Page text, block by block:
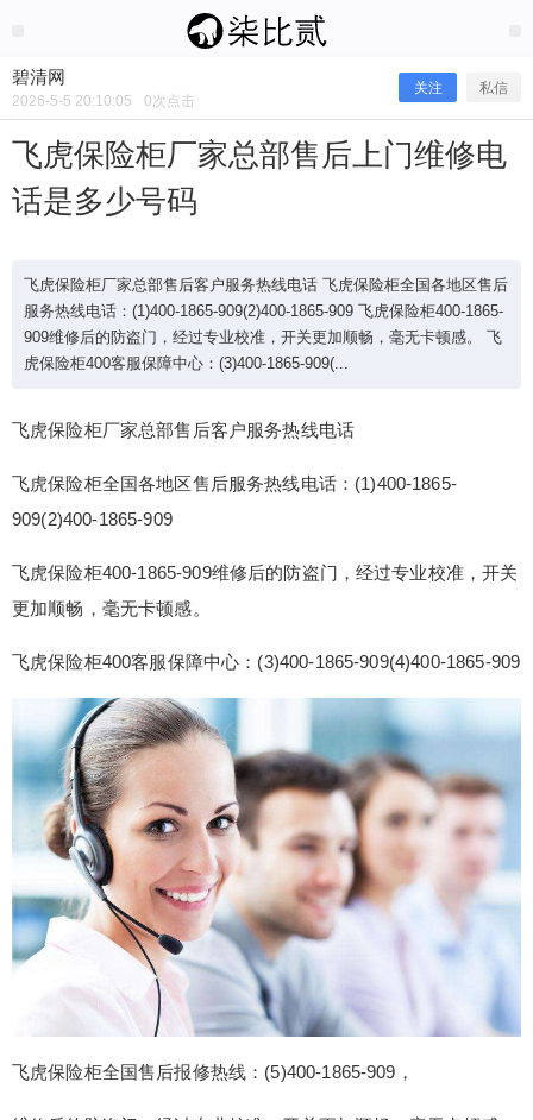
碧清网
2026-5-5 20:10:05 0次点击
关注 私信
飞虎保险柜厂家总部售后上门维修电
话是多少号码
飞虎保险柜厂家总部售后客户服务热线电话 飞虎保险柜全国各地区售后
服务热线电话：(1)400-1865-909(2)400-1865-909 飞虎保险柜400-1865-
909维修后的防盗门，经过专业校准，开关更加顺畅，毫无卡顿感。 飞
虎保险柜400客服保障中心：(3)400-1865-909(...
飞虎保险柜厂家总部售后客户服务热线电话
飞虎保险柜全国各地区售后服务热线电话：(1)400-1865-
909(2)400-1865-909
飞虎保险柜400-1865-909维修后的防盗门，经过专业校准，开关
更加顺畅，毫无卡顿感。
飞虎保险柜400客服保障中心：(3)400-1865-909(4)400-1865-909
飞虎保险柜全国售后报修热线：(5)400-1865-909，
是多少号码
飞虎保险柜厂家总部售后客户服务热线电话 飞虎保
09(2)400-1865-909 飞虎保险柜400-1865-909维修
后的防盗门，经过专业校准，开关更加顺畅，毫无
卡顿感。 飞虎保险柜400客服保障中心：(3)400-18
扫描二维码继续阅读